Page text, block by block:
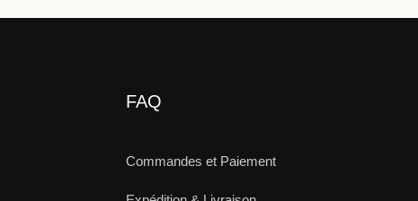
FAQ
Commandes et Paiement